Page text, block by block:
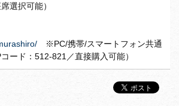
選択可能）
※PC/携帯/スマートフォン共通
ード：512-821／直接購入可能）